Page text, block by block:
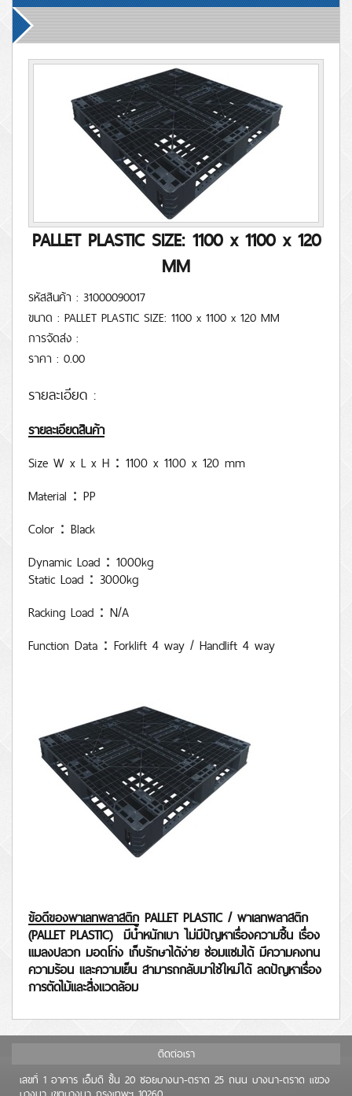
PALLET PLASTIC SIZE: 1100 x 1100 x 120
MM
รหัสสินค้า : 31000090017
ขนาด : PALLET PLASTIC SIZE: 1100 x 1100 x 120 MM
การจัดส่ง :
ราคา : 0.00
รายละเอียด :
รายละเอียดสินค้า
Size W x L x H ： 1100 x 1100 x 120 mm
Material ： PP
Color ： Black
Dynamic Load ： 1000kg
Static Load ： 3000kg
Racking Load ： N/A
Function Data ： Forklift 4 way / Handlift 4 way
ข้อดีของพาเลทพลาสติก PALLET PLASTIC / พาเลทพลาสติก
(PALLET PLASTIC) มีน้ำหนักเบา ไม่มีปัญหาเรื่องความชื้น เรื่อง
แมลงปลวก มอดโก่ง เก็บรักษาได้ง่าย ซ่อมแซมได้ มีความคงทน
ความร้อน และความเย็น สามารถกลับมาใช้ใหม่ได้ ลดปัญหาเรื่อง
การตัดไม้และสิ่งแวดล้อม
ติดต่อเรา
เลขที่ 1 อาคาร เอ็มดี ชั้น 20 ซอยบางนา-ตราด 25 ถนน บางนา-ตราด แขวง